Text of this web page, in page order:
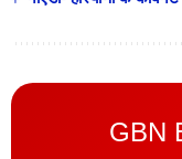
GBN